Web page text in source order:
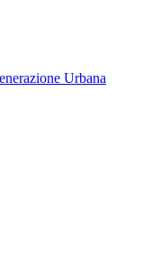
Urbana